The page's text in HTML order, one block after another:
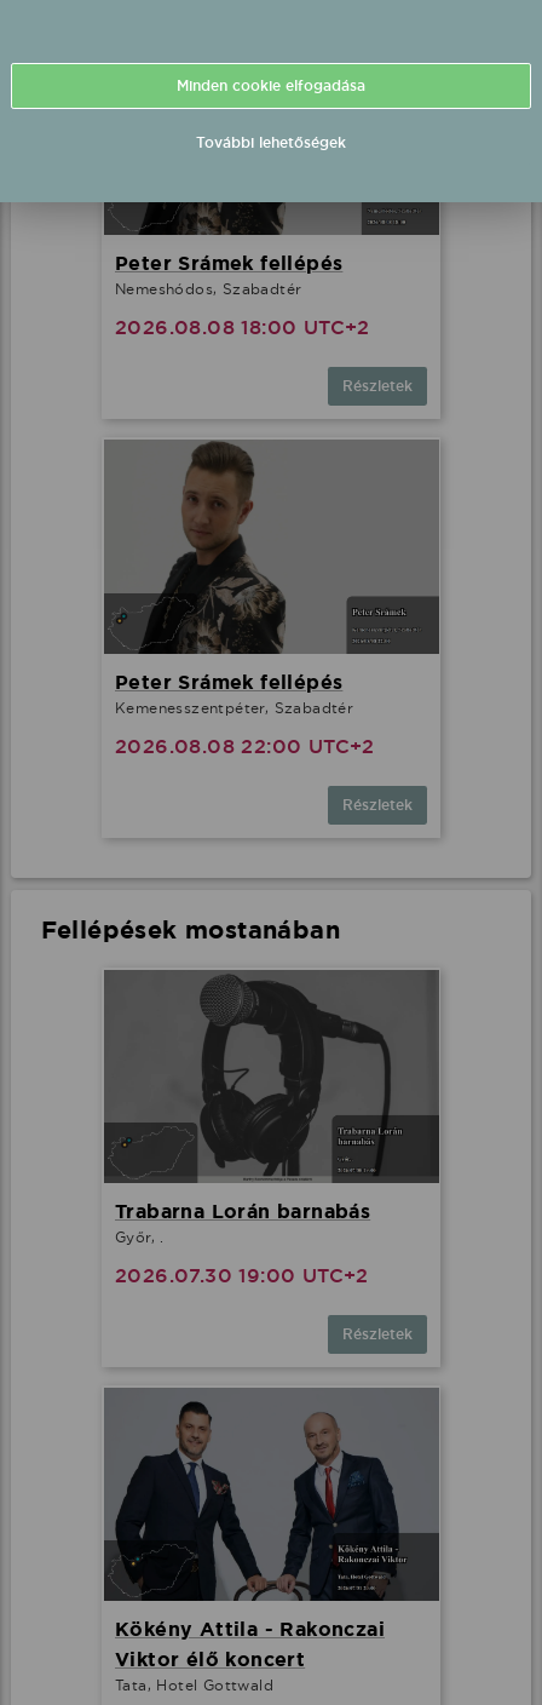
Peter Srámek fellépés
Nemeshódos, Szabadtér
2026.08.08 18:00 UTC+2
Részletek
Peter Srámek fellépés
Kemenesszentpéter, Szabadtér
2026.08.08 22:00 UTC+2
Részletek
Fellépések mostanában
Trabarna Lorán barnabás
Győr, .
2026.07.30 19:00 UTC+2
Részletek
Kökény Attila - Rakonczai
Viktor élő koncert
Tata, Hotel Gottwald
Minden cookie elfogadása
További lehetőségek